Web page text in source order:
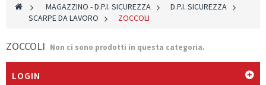
> MAGAZZINO - D.P.I. SICUREZZA >
D.P.I. SICUREZZA
SCARPE DA LAVORO > ZOCCOLI
ZOCCOLI Non ci sono prodotti in questa categoria.
LOGIN